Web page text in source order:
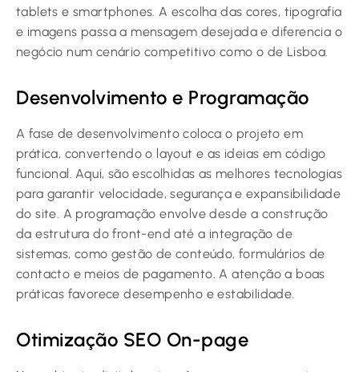
tablets e smartphones. A escolha das cores, tipografia
e imagens passa a mensagem desejada e diferencia o
negócio num cenário competitivo como o de Lisboa.
Desenvolvimento e Programação
A fase de desenvolvimento coloca o projeto em
prática, convertendo o layout e as ideias em código
funcional. Aqui, são escolhidas as melhores tecnologias
para garantir velocidade, segurança e expansibilidade
do site. A programação envolve desde a construção
da estrutura do front-end até a integração de
sistemas, como gestão de conteúdo, formulários de
contacto e meios de pagamento. A atenção a boas
práticas favorece desempenho e estabilidade.
Otimização SEO On-page